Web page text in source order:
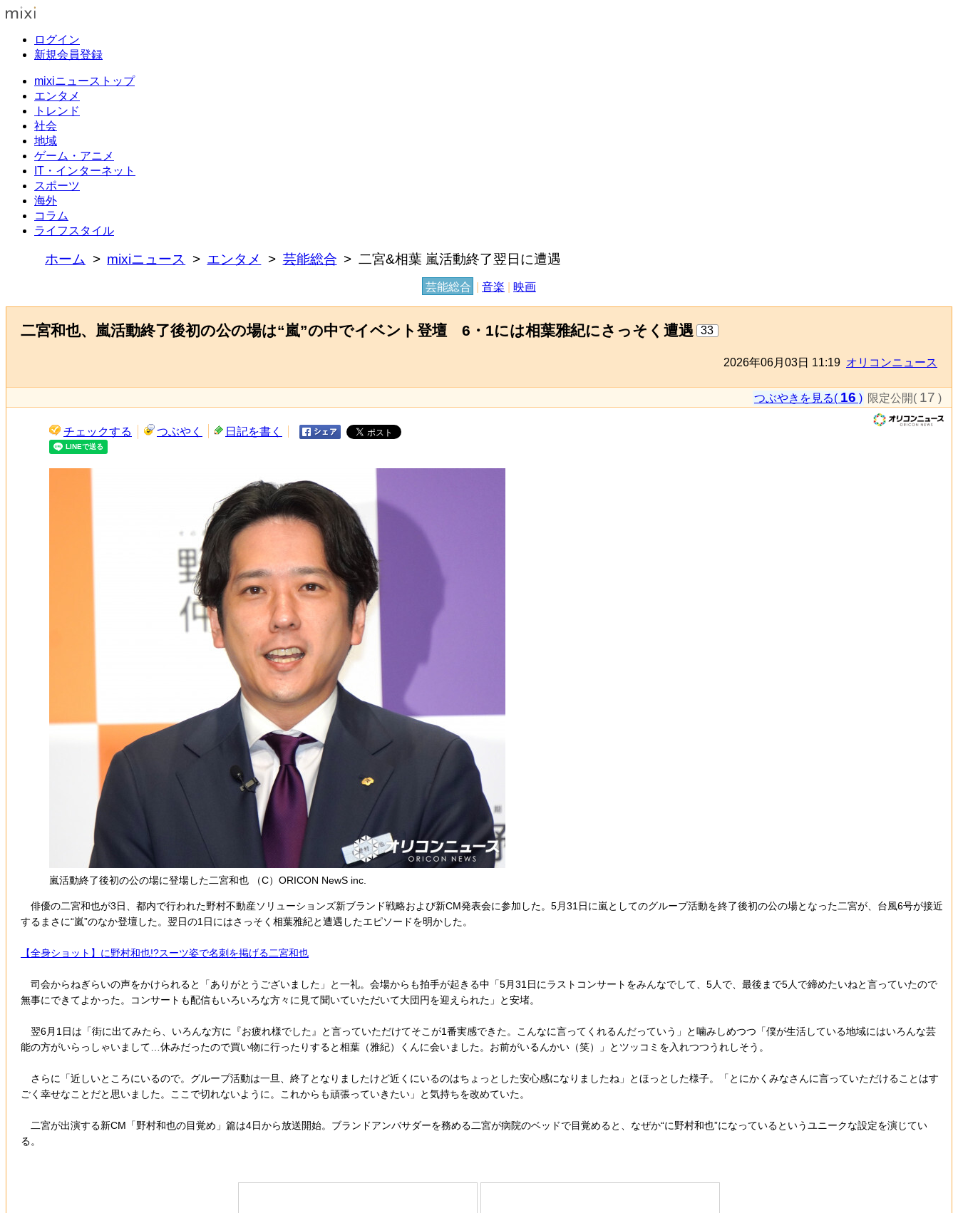
ログイン
新規会員登録
mixiニューストップ
エンタメ
トレンド
社会
地域
ゲーム・アニメ
IT・インターネット
スポーツ
海外
コラム
ライフスタイル
ホーム mixiニュース エンタメ 芸能総合 二宮&相葉 嵐活動終了翌日に遭遇
芸能総合 音楽 映画
二宮和也、嵐活動終了後初の公の場は“嵐”の中でイベント登壇 6・1には相葉雅紀にさっそく遭遇 33
2026年06月03日 11:19 オリコンニュース
つぶやきを見る( 16 ) 限定公開( 17 )
チェックする つぶやく 日記を書く
嵐活動終了後初の公の場に登場した二宮和也 （C）ORICON NewS inc.
俳優の二宮和也が3日、都内で行われた野村不動産ソリューションズ新ブランド戦略および新CM発表会に参加した。5月31日に嵐としてのグループ活動を終了後初の公の場となった二宮が、台風6号が接近
するまさに“嵐”のなか登壇した。翌日の1日にはさっそく相葉雅紀と遭遇したエピソードを明かした。
【全身ショット】に野村和也!?スーツ姿で名刺を掲げる二宮和也
司会からねぎらいの声をかけられると「ありがとうございました」と一礼。会場からも拍手が起きる中「5月31日にラストコンサートをみんなでして、5人で、最後まで5人で締めたいねと言っていたので
無事にできてよかった。コンサートも配信もいろいろな方々に見て聞いていただいて大団円を迎えられた」と安堵。
翌6月1日は「街に出てみたら、いろんな方に『お疲れ様でした』と言っていただけてそこが1番実感できた。こんなに言ってくれるんだっていう」と噛みしめつつ「僕が生活している地域にはいろんな芸
能の方がいらっしゃいまして…休みだったので買い物に行ったりすると相葉（雅紀）くんに会いました。お前がいるんかい（笑）」とツッコミを入れつつうれしそう。
さらに「近しいところにいるので。グループ活動は一旦、終了となりましたけど近くにいるのはちょっとした安心感になりましたね」とほっとした様子。「とにかくみなさんに言っていただけることはす
ごく幸せなことだと思いました。ここで切れないように。これからも頑張っていきたい」と気持ちを改めていた。
二宮が出演する新CM「野村和也の目覚め」篇は4日から放送開始。ブランドアンバサダーを務める二宮が病院のベッドで目覚めると、なぜか“に野村和也”になっているというユニークな設定を演じてい
る。